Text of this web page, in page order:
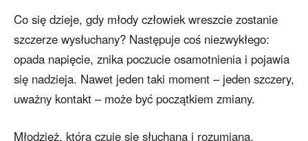
Co się dzieje, gdy młody człowiek wreszcie zostanie
szczerze wysłuchany? Następuje coś niezwykłego:
opada napięcie, znika poczucie osamotnienia i pojawia
się nadzieja. Nawet jeden taki moment – jeden szczery,
uważny kontakt – może być początkiem zmiany.
Młodzież, która czuje się słuchana i rozumiana,